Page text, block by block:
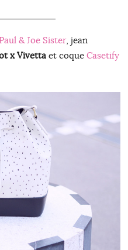
& Joe Sister, jean
x Vivettaet coque Casetify